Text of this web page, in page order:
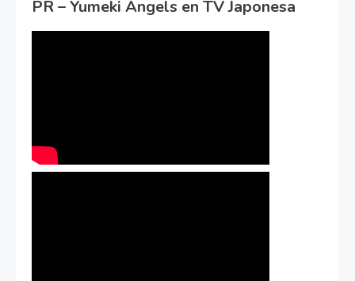
PR – Yumeki Angels en TV Japonesa